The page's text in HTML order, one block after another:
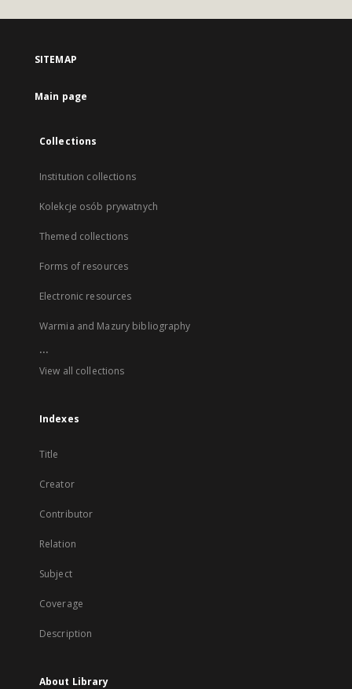
SITEMAP
Main page
Collections
Institution collections
Kolekcje osób prywatnych
Themed collections
Forms of resources
Electronic resources
Warmia and Mazury bibliography
...
View all collections
Indexes
Title
Creator
Contributor
Relation
Subject
Coverage
Description
About Library